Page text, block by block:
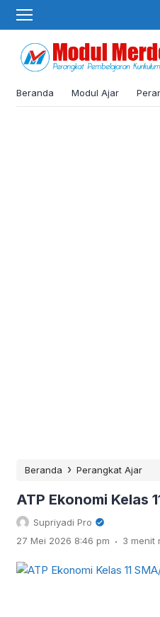
Beranda Modul Ajar
Beranda › Perangkat Ajar
ATP Ekonomi Kelas
Supriyadi Pro
27 Mei 2026 8:46 pm . 3 menit